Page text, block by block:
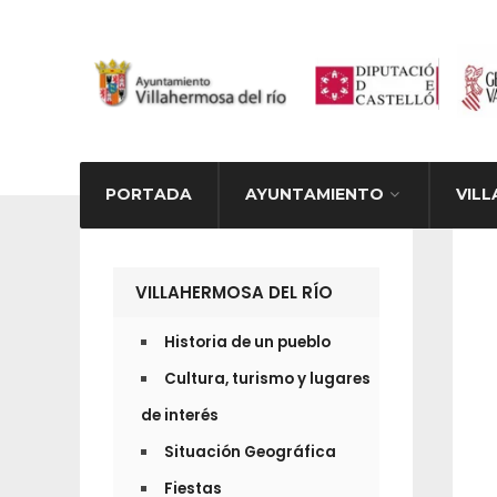
PORTADA AYUNTAMIENTO
VILLAHERMOSA DEL RÍO
Historia de un pueblo
Cultura, turismo y lugares
de interés
Situación Geográfica
Fiestas